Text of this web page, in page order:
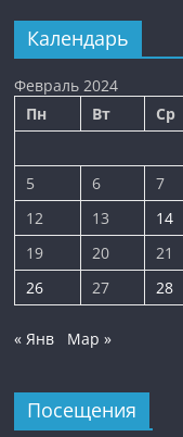
Календарь
Февраль 2024
Пн
Вт Ср
5
6 7
12
13 14
19
20 21
26
27 28
« Янв Мар »
Посещения